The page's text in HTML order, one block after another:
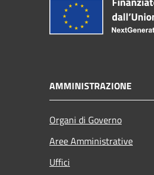
AMMINISTRAZIONE
Organi di Governo
Aree Amministrative
Uffici